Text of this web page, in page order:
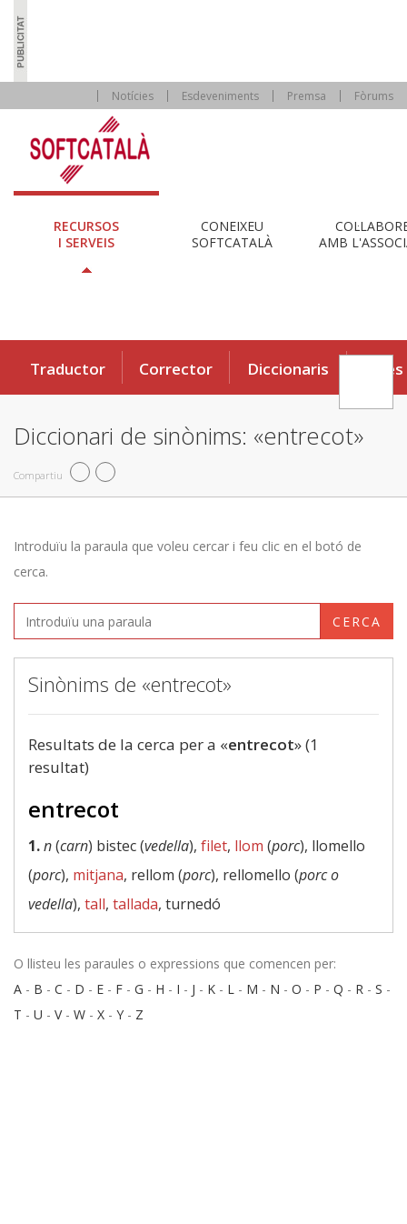
Notícies Esdeveniments Premsa Fòrums
RECURSOS
I SERVEIS
CONEIXEU
SOFTCATALÀ
AMB
Traductor Corrector Diccionaris Eines
Diccionari de sinònims: «entrecot»
Compartiu
Introduïu la paraula que voleu cercar i feu clic en el botó de
cerca.
CERCA
Sinònims de «entrecot»
Resultats de la cerca per a «entrecot» (1
resultat)
entrecot
1.n(carn) bistec (vedella), filet, llom (porc), llomello
(porc), mitjana, rellom (porc), rellomello (porc o
vedella), tall, tallada, turnedó
O llisteu les paraules o expressions que comencen per:
A - B - C - D - E - F - G - H - I - J - K - L - M - N - O - P - Q - R - S -
T - U - V- W - X - Y - Z